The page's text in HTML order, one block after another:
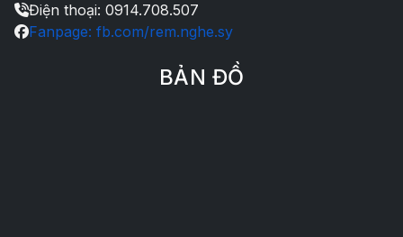
Điện thoại: 0914.708.507
Fanpage: fb.com/rem.nghe.sy
BẢN ĐỒ